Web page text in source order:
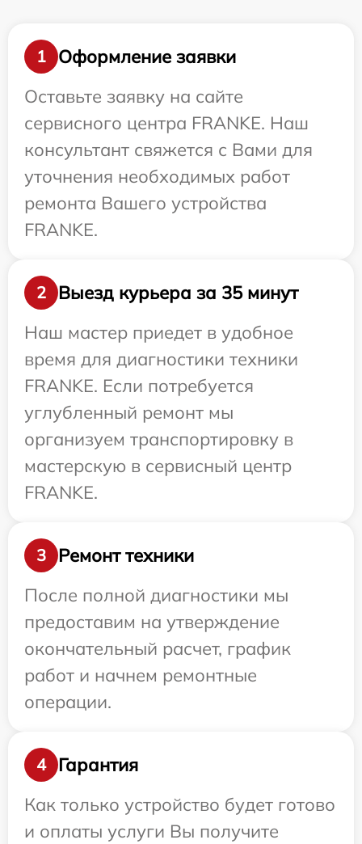
1
Оформление заявки
Оставьте заявку на сайте
сервисного центра FRANKE. Наш
консультант свяжется с Вами для
уточнения необходимых работ
ремонта Вашего устройства
FRANKE.
2
Выезд курьера за 35 минут
Наш мастер приедет в удобное
время для диагностики техники
FRANKE. Если потребуется
углубленный ремонт мы
организуем транспортировку в
мастерскую в сервисный центр
FRANKE.
3
Ремонт техники
После полной диагностики мы
предоставим на утверждение
окончательный расчет, график
работ и начнем ремонтные
операции.
4
Гарантия
Как только устройство будет готово
и оплаты услуги Вы получите